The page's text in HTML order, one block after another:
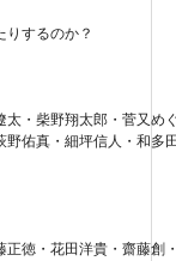
するのか？
野翔太郎・菅又め
・細坪信人・和多
花田洋貴・齋藤創